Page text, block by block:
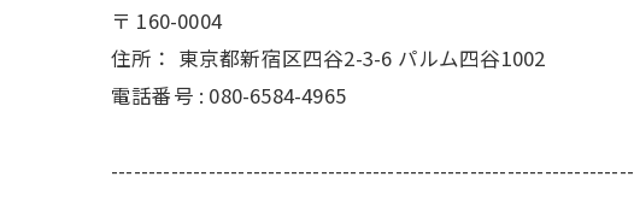
〒 160-0004
住所： 東京都新宿区四谷2-3-6 パルム四谷1002
電話番号 : 080-6584-4965
----------------------------------------------------------------------